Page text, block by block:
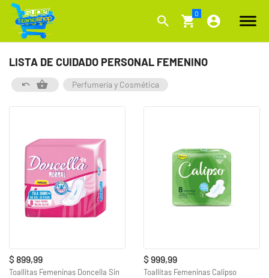
LISTA DE CUIDADO PERSONAL FEMENINO
Perfumería y Cosmética
$ 899,99
Toallitas Femeninas Doncella Sin
$ 999,99
Toallitas Femeninas Calipso